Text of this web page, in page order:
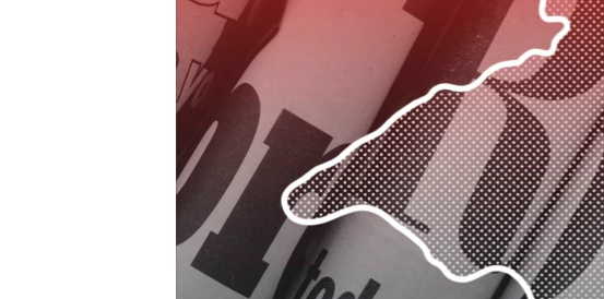
УКРАИНСКАЯ ПРОБЛЕМА КРЫМА